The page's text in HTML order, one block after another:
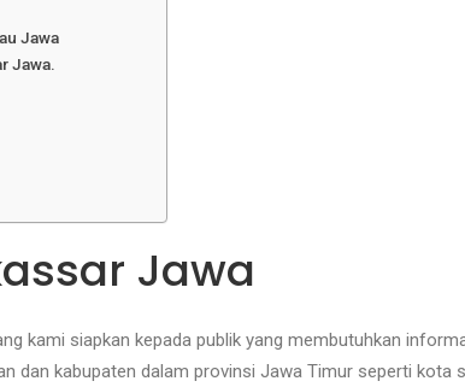
Jawa
Jawa.
Jawa
kami siapkan kepada publik yang membutuhkan
dan kabupaten dalam provinsi Jawa Timur seperti kota